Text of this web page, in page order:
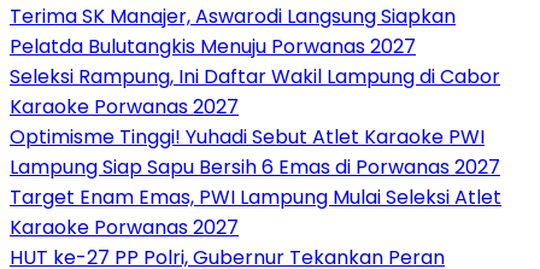
Terima SK Manajer, Aswarodi Langsung Siapkan
Pelatda Bulutangkis Menuju Porwanas 2027
Seleksi Rampung, Ini Daftar Wakil Lampung di Cabor
Karaoke Porwanas 2027
Optimisme Tinggi! Yuhadi Sebut Atlet Karaoke PWI
Lampung Siap Sapu Bersih 6 Emas di Porwanas 2027
Target Enam Emas, PWI Lampung Mulai Seleksi Atlet
Karaoke Porwanas 2027
HUT ke-27 PP Polri, Gubernur Tekankan Peran